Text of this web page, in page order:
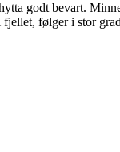
godt bevart.
følger i stor